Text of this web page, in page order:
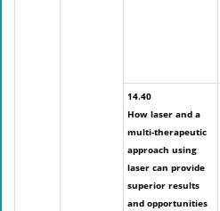
14.40
How laser and a
multi-therapeutic
approach using
laser can provide
superior results
and opportunities